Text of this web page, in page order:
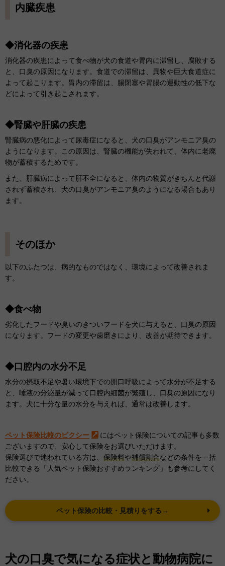
内臓疾患
◆消化器の疾患
消化器の疾患によって食べ物が犬の食道や胃内に滞留し、腐敗する
と、口臭の原因になります。食道での滞留は、異物や巨大食道症に
よって起こります。胃内の滞留は、腸閉塞や胃腸の運動性の低下な
どによって引き起こされます。
◆腎臓や肝臓の疾患
腎臓病の悪化によって尿毒症になると、犬の口臭がアンモニア臭の
ようになります。この原因は、腎臓の機能が失われて、体内に老廃
物が蓄積するためです。
また、肝臓病によって肝不全になると、体内の物質がきちんと代謝
されず蓄積され、犬の口臭がアンモニア臭のようになる場合もあり
ます。
そのほか
以下のふたつは、病的なものではなく、環境によって改善されま
す。
◆食べ物
劣化したフードや臭いのきついフードを犬に与えると、口臭の原因
になります。フードの変更や歯磨きにより、改善が期待できます。
◆口腔内の水分不足
水分の摂取不足や暑い環境下での開口呼吸によって水分が不足する
と、唾液の分泌量が減って口腔内細菌が繁殖し、口臭の原因になり
ます。犬に十分な量の水分を与えれば、通常は改善します。
ペット保険比較のピクシー
にはペット保険についての記事も多数
ございますので、安心して保険をお選びいただけます。
保険選びで迷われている方は、 保険料や補償割合などの条件を一括
比較できる「人気ペット保険おすすめランキング」も参考にしてく
ださい。
ペット保険の比較・見積りをする→
犬の口臭で気になる症状と動物病院に